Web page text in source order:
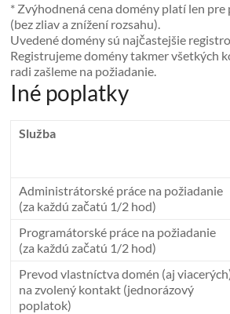
* Zvýhodnená cena domény platí len
(bez zliav a znížení rozsahu).
Uvedené domény sú najčastejšie
Registrujeme domény takmer všetkých
radi zašleme na požiadanie.
Iné poplatky
Služba
Administrátorské práce na požiadanie
(za každú začatú 1/2 hod)
Programátorské práce na požiadanie
(za každú začatú 1/2 hod)
Prevod vlastníctva domén (aj
na zvolený kontakt (jednorázový
poplatok)